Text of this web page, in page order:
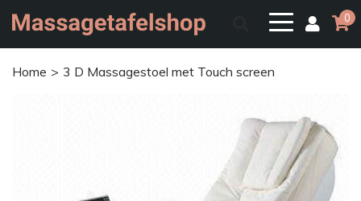
0
Home 3 D Massagestoel met Touch screen